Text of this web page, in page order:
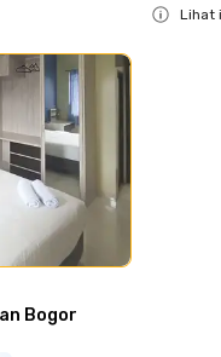
Lihat
Bogor